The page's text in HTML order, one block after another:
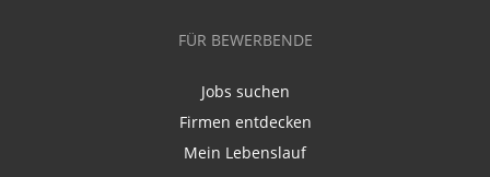
FÜR BEWERBENDE
Jobs suchen
Firmen entdecken
Mein Lebenslauf